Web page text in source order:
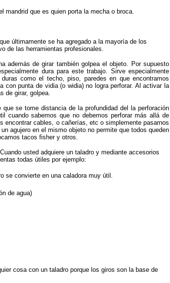
mandrid que es quien porta la mecha o broca.
últimamente se ha agregado a la mayoría de los
de las herramientas profesionales.
además de girar también golpea el objeto. Por supuesto
dura para este trabajo. Sirve especialmente
como el techo, piso, paredes en que encontramos
con punta de vidia (o widia) no logra perforar. Al activar la
de girar, golpea.
se tome distancia de la profundidad del la perforación
cuando sabemos que no debemos perforar más allá de
encontrar cables, o cañerías, etc o simplemente pasarnos
agujero en el mismo objeto no permite que todos queden
tacos fisher y otros.
Cuando usted adquiere un taladro y mediante accesorios
todas útiles por ejemplo:
se convierte en una caladora muy útil.
de agua)
cosa con un taladro porque los giros son la base de